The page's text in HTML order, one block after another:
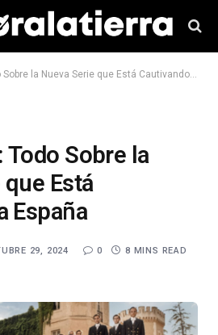
la Nueva Serie que Está Cautivando a España
Todo Sobre la
Está
España
29, 2024 0 8 MINS READ